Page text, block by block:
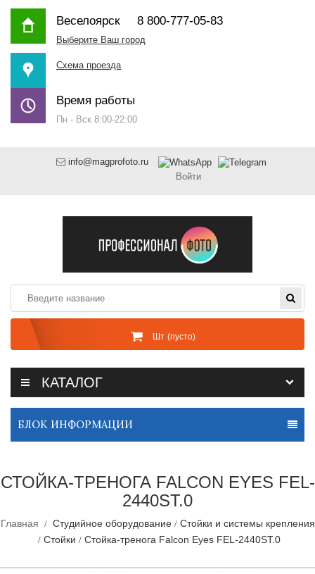
Веселоярск8 800-777-05-83
Выберите Ваш город
Схема проезда
Время работы
Пн - Вск 8:00-22:00
info@magprofoto.ru
Войти
Шт (пусто)
КАТАЛОГ
БЛОК ИНФОРМАЦИИ
СТОЙКА-ТРЕНОГА FALCON EYES FEL-
2440ST.0
Главная Студийное оборудование
Стойки и системы крепления
Стойки
Стойка-тренога Falcon Eyes FEL-2440ST.0